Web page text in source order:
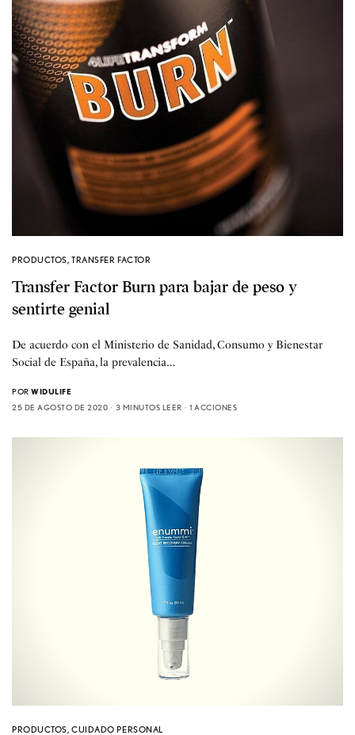
PRODUCTOS,TRANSFER FACTOR
Transfer Factor Burn para bajar de peso y
sentirte genial
De acuerdo con el Ministerio de Sanidad, Consumo y Bienestar
Social de España, la prevalencia…
POR WIDULIFE
25 DE AGOSTO DE 2020
3 MINUTOS LEER 1 ACCIONES
PRODUCTOS,CUIDADO PERSONAL